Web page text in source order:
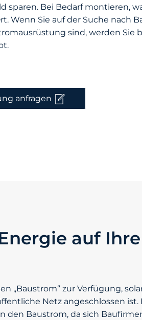
sparen. Bei Bedarf montieren,
Wenn Sie auf der Suche nach
sind, werden
anfragen
auf Ihre
„Baustrom“ zur Verfügung,
Netz angeschlossen ist.
den Baustrom, da sich